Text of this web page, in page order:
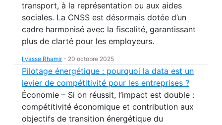
transport, à la représentation ou aux aides
sociales. La CNSS est désormais dotée d’un
cadre harmonisé avec la fiscalité, garantissant
plus de clarté pour les employeurs.
Ilyasse Rhamir- 20 octobre 2025
Pilotage énergétique : pourquoi la data est un
levier de compétitivité pour les entreprises ?
Économie – Si on réussit, l’impact est double :
compétitivité économique et contribution aux
objectifs de transition énergétique du